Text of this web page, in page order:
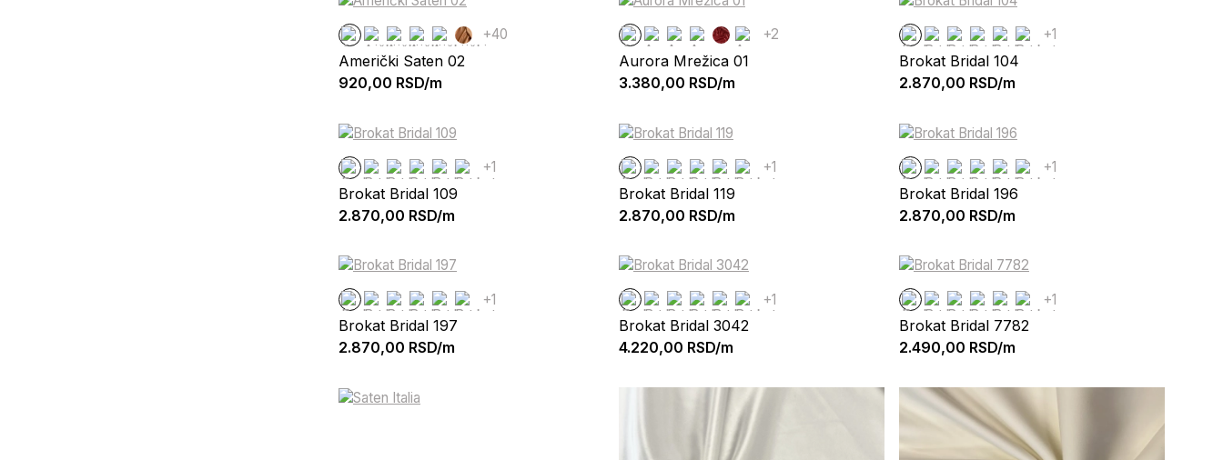
+40
Američki Saten 02
920,00 RSD/m
+2
Aurora Mrežica 01
3.380,00 RSD/m
+1
Brokat Bridal 104
2.870,00 RSD/m
+1
Brokat Bridal 109
2.870,00 RSD/m
+1
Brokat Bridal 119
2.870,00 RSD/m
+1
Brokat Bridal 196
2.870,00 RSD/m
+1
Brokat Bridal 197
2.870,00 RSD/m
+1
Brokat Bridal 3042
4.220,00 RSD/m
+1
Brokat Bridal 7782
2.490,00 RSD/m